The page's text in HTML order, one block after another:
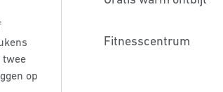
twee
op
Fitness­centrum